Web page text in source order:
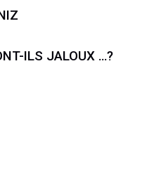
ILS JALOUX …?